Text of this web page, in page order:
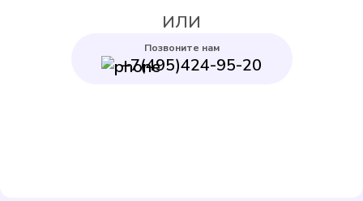
ИЛИ
Позвоните нам
+7(495)424-95-20